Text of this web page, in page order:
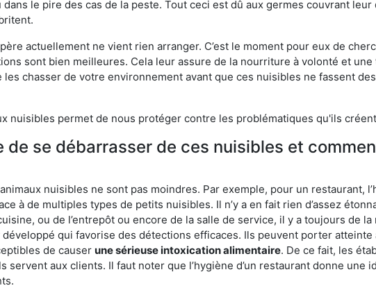
le pire des cas de la peste. Tout ceci est dû aux germes couvrant
actuellement ne vient rien arranger. C’est le moment pour eux de
sont bien meilleures. Cela leur assure de la nourriture à volonté et
chasser de votre environnement avant que ces nuisibles ne fassent
nuisibles permet de nous protéger contre les problématiques qu'ils
de se débarrasser de ces nuisibles et
nuisibles ne sont pas moindres. Par exemple, pour un restaurant,
à de multiples types de petits nuisibles. Il n’y a en fait rien d’assez
ou de l’entrepôt ou encore de la salle de service, il y a toujours de
qui favorise des détections efficaces. Ils peuvent porter atteinte
de causer une sérieuse intoxication alimentaire. De ce fait, les
servent aux clients. Il faut noter que l’hygiène d’un restaurant donne une